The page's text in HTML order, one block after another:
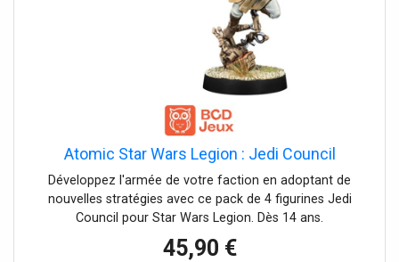
Atomic Star Wars Legion : Jedi Council
Développez l'armée de votre faction en adoptant de
nouvelles stratégies avec ce pack de 4 figurines Jedi
Council pour Star Wars Legion. Dès 14 ans.
45,90 €